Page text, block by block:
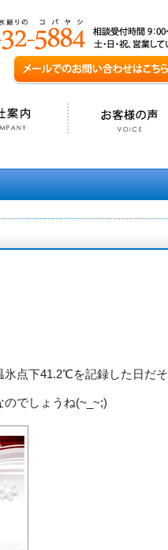
氷点下41.2℃を記録した日だそ
のでしょうね(~_~;)